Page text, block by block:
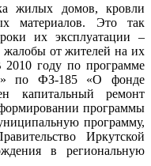
жилых домов, кровли
материалов. Это так
их эксплуатации –
жалобы от жителей на их
2010 году по программе
по ФЗ-185 «О фонде
капитальный ремонт
программы
программу,
Иркутской
в региональную